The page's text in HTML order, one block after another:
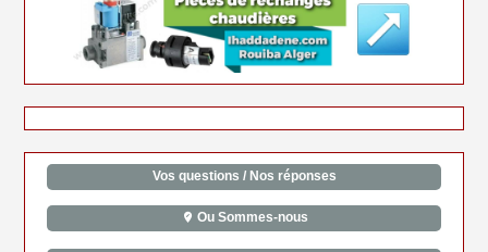
Vos questions / Nos réponses
Ou Sommes-nous